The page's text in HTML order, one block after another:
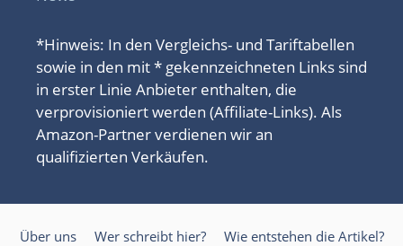
*Hinweis: In den Vergleichs- und Tariftabellen
sowie in den mit * gekennzeichneten Links sind
in erster Linie Anbieter enthalten, die
verprovisioniert werden (Affiliate-Links). Als
Amazon-Partner verdienen wir an
qualifizierten Verkäufen.
Über uns Wer schreibt hier?
Wie entstehen die Artikel?